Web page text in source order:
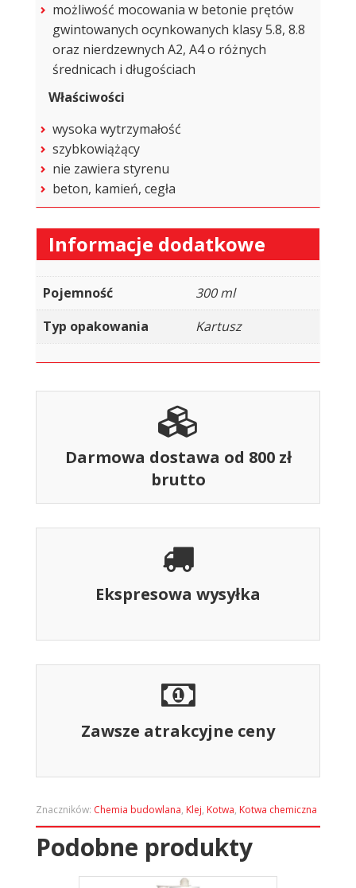
możliwość mocowania w betonie prętów
gwintowanych ocynkowanych klasy 5.8, 8.8
oraz nierdzewnych A2, A4 o różnych
średnicach i długościach
Właściwości
wysoka wytrzymałość
szybkowiążący
nie zawiera styrenu
beton, kamień, cegła
Informacje dodatkowe
Pojemność
300 ml
Typ opakowania
Kartusz
Darmowa dostawa od 800 zł
brutto
Ekspresowa wysyłka
Zawsze atrakcyjne ceny
Znaczników: Chemia budowlana, Klej, Kotwa, Kotwa chemiczna
Podobne produkty